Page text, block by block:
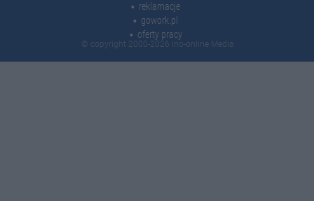
reklamacje
gowork.pl
oferty pracy
© copyright 2000-2026 Ino-online Media